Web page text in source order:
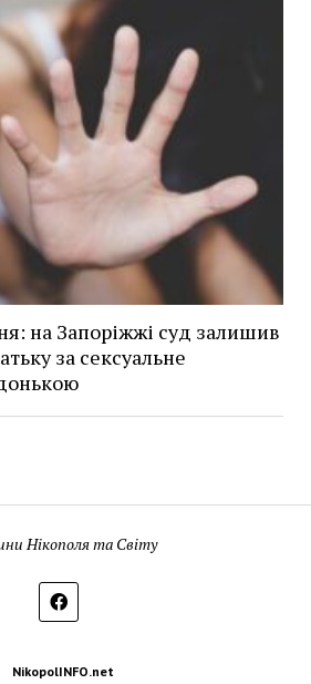
на Запоріжжі суд залишив
за сексуальне
Нікополя та Світу
NikopolINFO.net